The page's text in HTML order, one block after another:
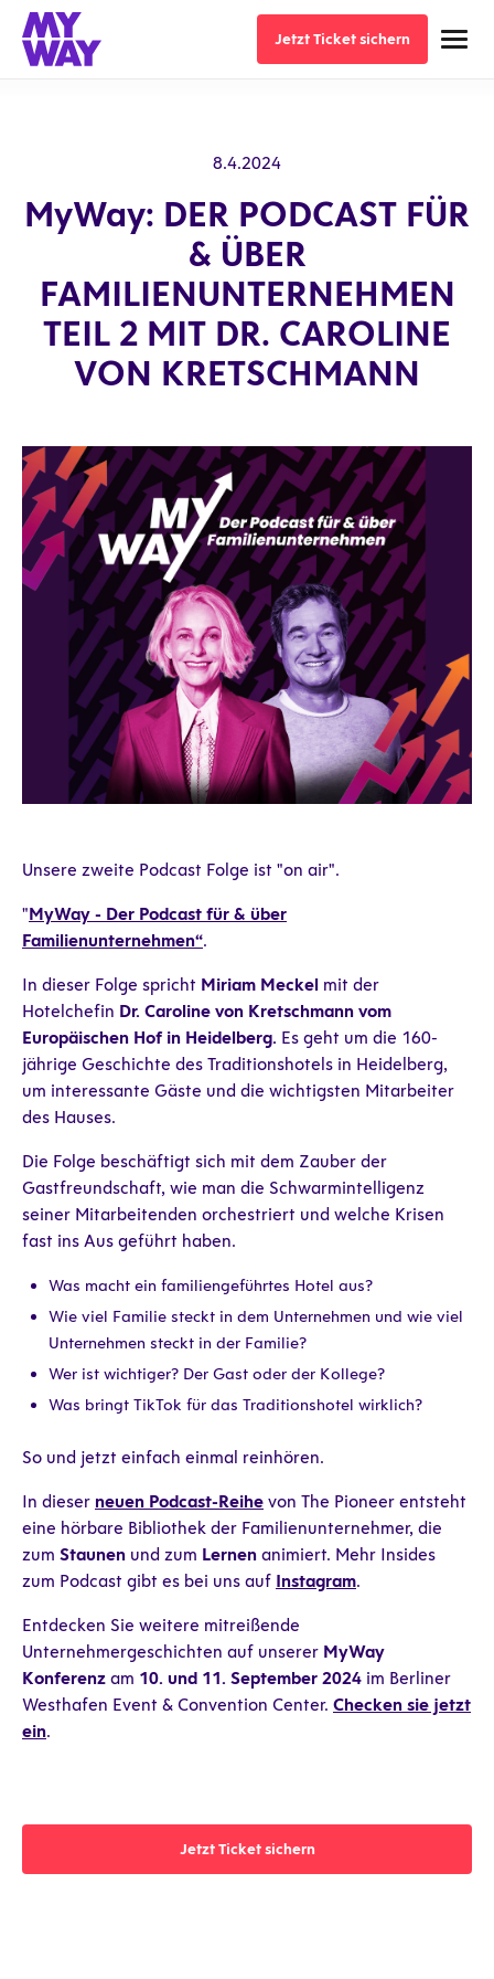
Jetzt Ticket sichern
Jetzt Ticket sichern
8.4.2024
MyWay: DER PODCAST FÜR
& ÜBER
FAMILIENUNTERNEHMEN
TEIL 2 MIT DR. CAROLINE
VON KRETSCHMANN
Unsere zweite Podcast Folge ist "on air".
"MyWay - Der Podcast für & über
Familienunternehmen“.
In dieser Folge spricht Miriam Meckel mit der
Hotelchefin Dr. Caroline von Kretschmann vom
Europäischen Hof in Heidelberg. Es geht um die 160-
jährige Geschichte des Traditionshotels in Heidelberg,
um interessante Gäste und die wichtigsten Mitarbeiter
des Hauses.
Die Folge beschäftigt sich mit dem Zauber der
Gastfreundschaft, wie man die Schwarmintelligenz
seiner Mitarbeitenden orchestriert und welche Krisen
fast ins Aus geführt haben.
Was macht ein familiengeführtes Hotel aus?
Wie viel Familie steckt in dem Unternehmen und wie viel
Unternehmen steckt in der Familie?
Wer ist wichtiger? Der Gast oder der Kollege?
Was bringt TikTok für das Traditionshotel wirklich?
So und jetzt einfach einmal reinhören.
In dieser neuen Podcast-Reihe von The Pioneer entsteht
eine hörbare Bibliothek der Familienunternehmer, die
zum Staunen und zum Lernen animiert. Mehr Insides
zum Podcast gibt es bei uns auf Instagram.
Entdecken Sie weitere mitreißende
Unternehmergeschichten auf unserer MyWay
Konferenz am 10. und 11. September 2024 im Berliner
Westhafen Event & Convention Center. Checken sie jetzt
ein.
Jetzt Ticket sichern